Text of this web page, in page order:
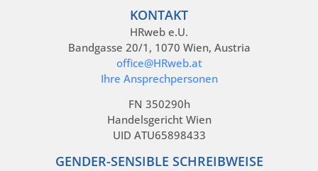
KONTAKT
HRweb e.U.
Bandgasse 20/1, 1070 Wien, Austria
office@HRweb.at
Ihre Ansprechpersonen
FN 350290h
Handelsgericht Wien
UID ATU65898433
GENDER-SENSIBLE SCHREIBWEISE